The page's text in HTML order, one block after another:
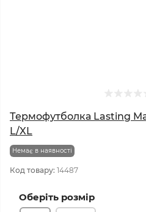
Термофутболка Lasting
L/XL
Немає в наявності
Код товару: 14487
Оберіть розмір